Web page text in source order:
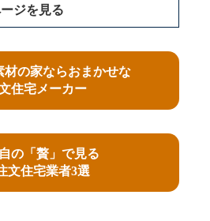
ジを見る
材の家ならおまかせな
住宅メーカー
の「贅」で見る
文住宅業者3選